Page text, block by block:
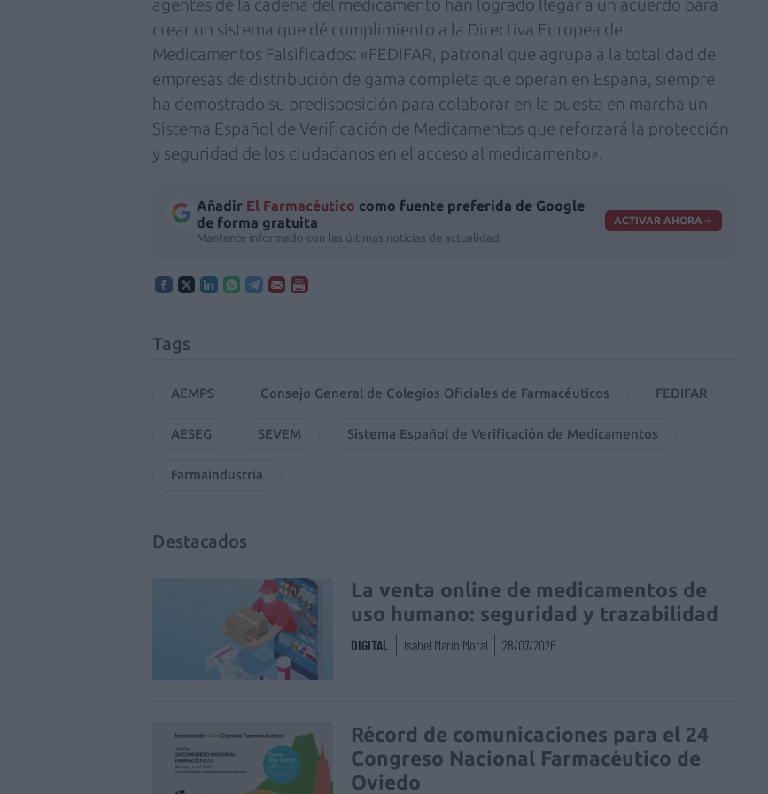
agentes de la cadena del medicamento han logrado llegar a un acuerdo para
crear un sistema que dé cumplimiento a la Directiva Europea de
Medicamentos Falsificados: «FEDIFAR, patronal que agrupa a la totalidad de
empresas de distribución de gama completa que operan en España, siempre
ha demostrado su predisposición para colaborar en la puesta en marcha un
Sistema Español de Verificación de Medicamentos que reforzará la protección
y seguridad de los ciudadanos en el acceso al medicamento».
Añadir El Farmacéutico como fuente preferida de Google
de forma gratuita
Mantente informado con las últimas noticias de actualidad.
ACTIVAR AHORA
Tags
AEMPS Consejo General de Colegios Oficiales de Farmacéuticos FEDIFAR
AESEG SEVEM Sistema Español de Verificación de Medicamentos
Farmaindustria
Destacados
La venta online de medicamentos de
uso humano: seguridad y trazabilidad
DIGITAL Isabel Marín Moral 28/07/2026
Récord de comunicaciones para el 24
Congreso Nacional Farmacéutico de
Oviedo